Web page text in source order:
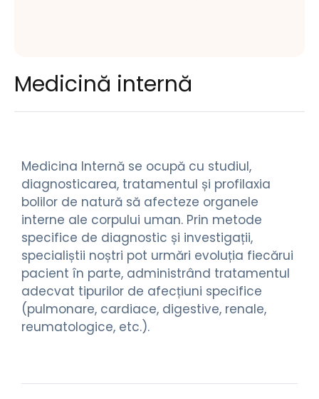
Medicină internă
Medicina Internă se ocupă cu studiul,
diagnosticarea, tratamentul și profilaxia
bolilor de natură să afecteze organele
interne ale corpului uman. Prin metode
specifice de diagnostic și investigații,
specialiștii noștri pot urmări evoluția fiecărui
pacient în parte, administrând tratamentul
adecvat tipurilor de afecțiuni specifice
(pulmonare, cardiace, digestive, renale,
reumatologice, etc.).